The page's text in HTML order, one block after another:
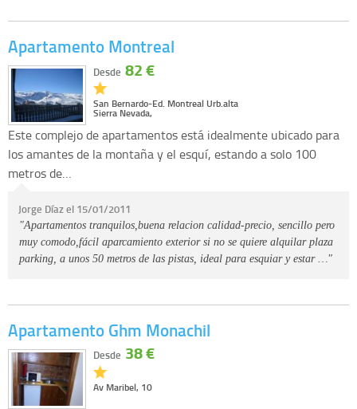
Apartamento Montreal
San Bernardo-Ed. Montreal Urb.alta
Sierra Nevada,
Desde 82 €
Este complejo de apartamentos está idealmente ubicado para
los amantes de la montaña y el esquí, estando a solo 100
metros de…
Jorge Díaz el 15/01/2011
"Apartamentos tranquilos,buena relacion calidad-precio, sencillo pero
muy comodo,fácil aparcamiento exterior si no se quiere alquilar plaza
parking, a unos 50 metros de las pistas, ideal para esquiar y estar …"
Apartamento Ghm Monachil
Av Maribel, 10
Desde 38 €